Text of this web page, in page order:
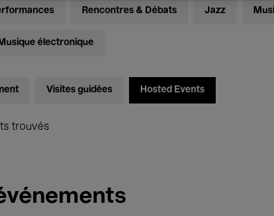
Rencontres & Débats Jazz
Musique électronique
Visites guidées Hosted Events
trouvés